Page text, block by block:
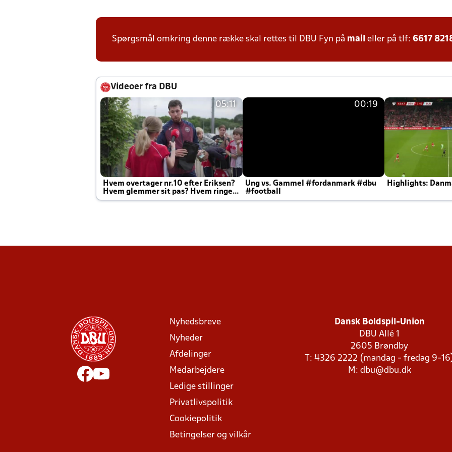
Spørgsmål omkring denne række skal rettes til DBU Fyn på mail eller på tlf: 6617
Videoer fra DBU
05:11
Hvem overtager nr.10 efter Eriksen?
Hvem glemmer sit pas? Hvem ringer
Joachim altid til efter kampe?
00:19
Ung vs. Gammel #fordanmark #dbu
#football
Highlights:
Nyhedsbreve
Nyheder
Afdelinger
Medarbejdere
Ledige stillinger
Privatlivspolitik
Cookiepolitik
Betingelser og vilkår
Dansk Boldspil-Union
DBU Allé 1
2605 Brøndby
T: 4326 2222 (mandag - fredag 9-
M: dbu@dbu.dk